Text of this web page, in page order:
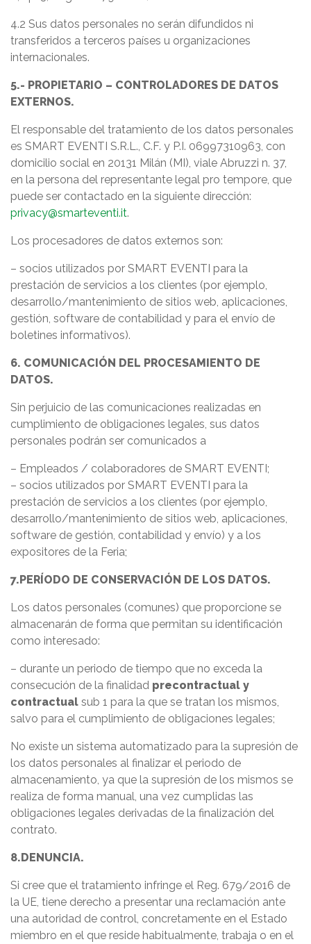
4.2 Sus datos personales no serán difundidos ni
transferidos a terceros países u organizaciones
internacionales.
5.- PROPIETARIO – CONTROLADORES DE DATOS
EXTERNOS.
El responsable del tratamiento de los datos personales
es SMART EVENTI S.R.L., C.F. y P.I. 06997310963, con
domicilio social en 20131 Milán (MI), viale Abruzzi n. 37,
en la persona del representante legal pro tempore, que
puede ser contactado en la siguiente dirección:
privacy@smarteventi.it.
Los procesadores de datos externos son:
– socios utilizados por SMART EVENTI para la
prestación de servicios a los clientes (por ejemplo,
desarrollo/mantenimiento de sitios web, aplicaciones,
gestión, software de contabilidad y para el envío de
boletines informativos).
6. COMUNICACIÓN DEL PROCESAMIENTO DE
DATOS.
Sin perjuicio de las comunicaciones realizadas en
cumplimiento de obligaciones legales, sus datos
personales podrán ser comunicados a
– Empleados / colaboradores de SMART EVENTI;
– socios utilizados por SMART EVENTI para la
prestación de servicios a los clientes (por ejemplo,
desarrollo/mantenimiento de sitios web, aplicaciones,
software de gestión, contabilidad y envío) y a los
expositores de la Feria;
7.PERÍODO DE CONSERVACIÓN DE LOS DATOS.
Los datos personales (comunes) que proporcione se
almacenarán de forma que permitan su identificación
como interesado:
– durante un periodo de tiempo que no exceda la
consecución de la finalidad precontractual y
contractual sub 1 para la que se tratan los mismos,
salvo para el cumplimiento de obligaciones legales;
No existe un sistema automatizado para la supresión de
los datos personales al finalizar el periodo de
almacenamiento, ya que la supresión de los mismos se
realiza de forma manual, una vez cumplidas las
obligaciones legales derivadas de la finalización del
contrato.
8.DENUNCIA.
Si cree que el tratamiento infringe el Reg. 679/2016 de
la UE, tiene derecho a presentar una reclamación ante
una autoridad de control, concretamente en el Estado
miembro en el que reside habitualmente, trabaja o en el